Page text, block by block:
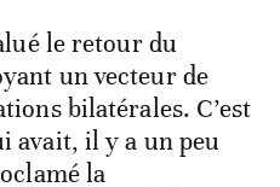
le retour du
un vecteur de
bilatérales. C’est
avait, il y a un peu
la